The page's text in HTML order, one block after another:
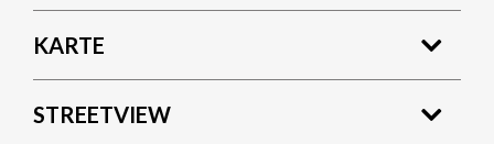
KARTE
STREETVIEW